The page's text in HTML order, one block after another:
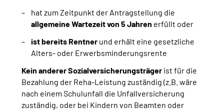
hat zum Zeitpunkt der Antragstellung die
allgemeine Wartezeit von 5 Jahren erfüllt oder
ist bereits Rentner und erhält eine gesetzliche
Alters- oder Erwerbsminderungsrente
Kein anderer Sozialversicherungsträger ist für die
Bezahlung der Reha-Leistung zuständig (z.B. wäre
nach einem Schulunfall die Unfallversicherung
zuständig, oder bei Kindern von Beamten oder